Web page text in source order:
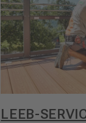
LEEB-